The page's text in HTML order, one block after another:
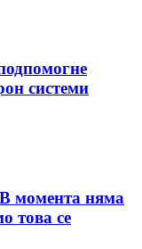
системи
момента няма
това се